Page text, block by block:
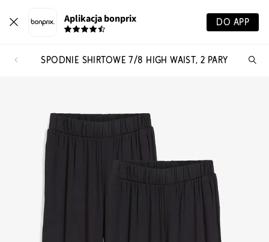
Aplikacja bonprix DO APP
SPODNIE SHIRTOWE 7/8 HIGH WAIST, 2 PARY